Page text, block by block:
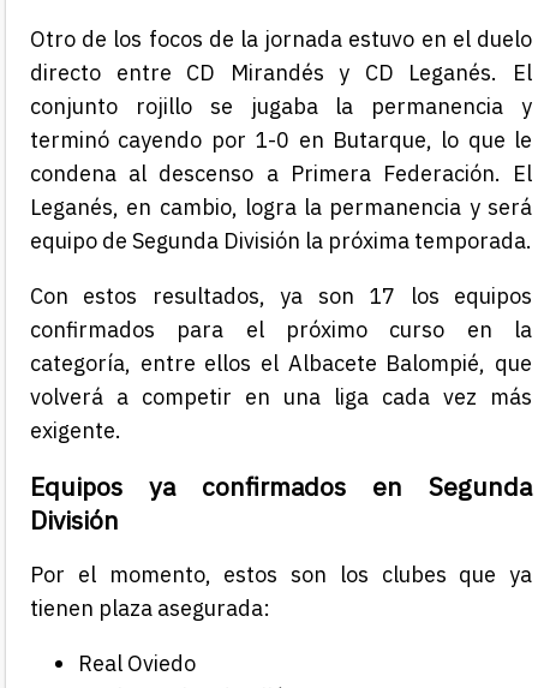
Otro de los focos de la jornada estuvo en el duelo
directo entre CD Mirandés y CD Leganés. El
conjunto rojillo se jugaba la permanencia y
terminó cayendo por 1-0 en Butarque, lo que le
condena al descenso a Primera Federación. El
Leganés, en cambio, logra la permanencia y será
equipo de Segunda División la próxima temporada.
Con estos resultados, ya son 17 los equipos
confirmados para el próximo curso en la
categoría, entre ellos el Albacete Balompié, que
volverá a competir en una liga cada vez más
exigente.
Equipos ya confirmados en Segunda
División
Por el momento, estos son los clubes que ya
tienen plaza asegurada:
Real Oviedo